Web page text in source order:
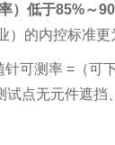
）低于85%～
的内控标准
可测率 =（
点无元件遮